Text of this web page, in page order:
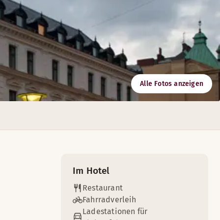
Alle Fotos anzeigen
Im Hotel
Restaurant
Fahrradverleih
Ladestationen für